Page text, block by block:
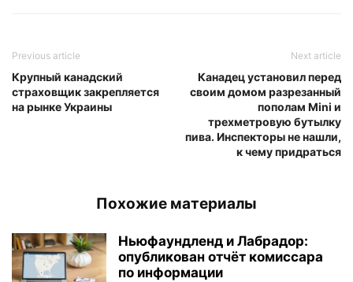
Previous article
Крупный канадский
страховщик закрепляется
на рынке Украины
Next article
Канадец установил перед
своим домом разрезанный
пополам Mini и
трехметровую бутылку
пива. Инспекторы не нашли,
к чему придраться
Похожие материалы
Ньюфаундленд и Лабрадор:
опубликован отчёт комиссара
по информации